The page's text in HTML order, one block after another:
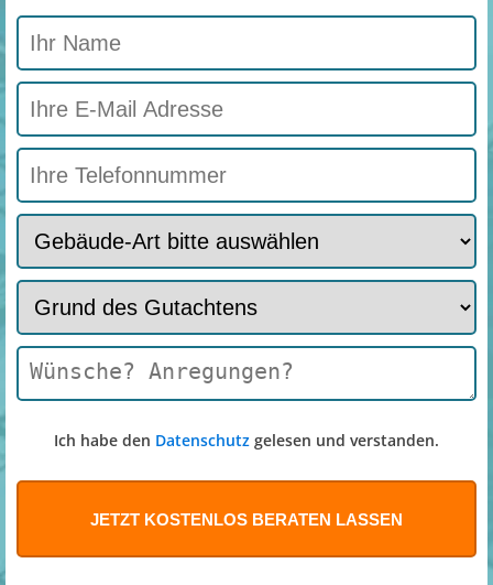
Ich habe den Datenschutz gelesen und verstanden.